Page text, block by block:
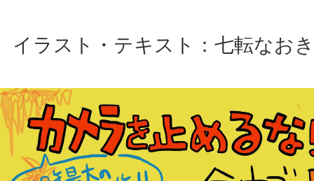
イラスト・テキスト：七転なおき